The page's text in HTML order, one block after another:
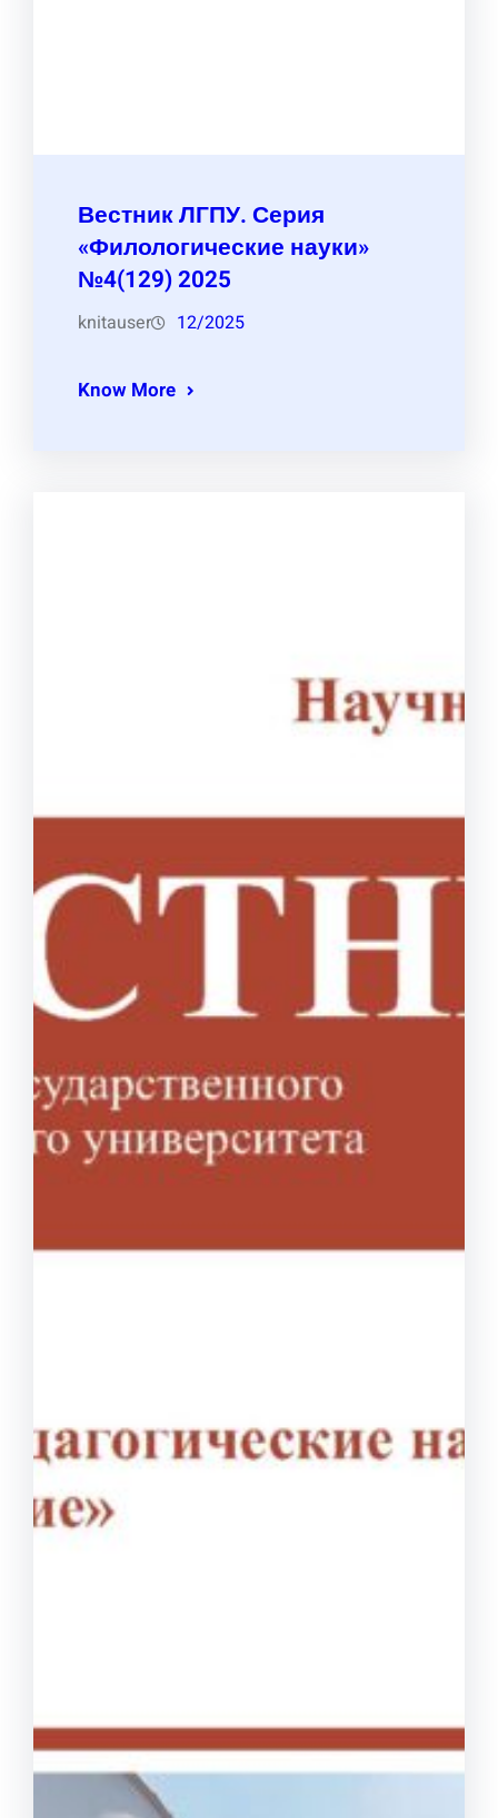
Вестник ЛГПУ. Серия
«Филологические науки»
№4(129) 2025
knitauser 12/2025
Know More